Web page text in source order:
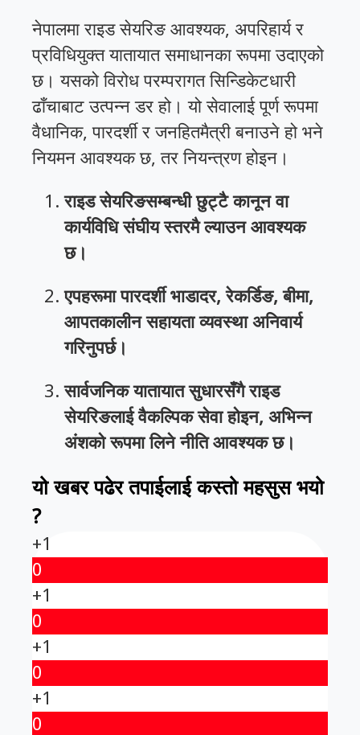
नेपालमा राइड सेयरिङ आवश्यक, अपरिहार्य र
प्रविधियुक्त यातायात समाधानका रूपमा उदाएको
छ। यसको विरोध परम्परागत सिन्डिकेटधारी
ढाँचाबाट उत्पन्न डर हो। यो सेवालाई पूर्ण रूपमा
वैधानिक, पारदर्शी र जनहितमैत्री बनाउने हो भने
नियमन आवश्यक छ, तर नियन्त्रण होइन।
राइड सेयरिङसम्बन्धी छुट्टै कानून वा
कार्यविधि संघीय स्तरमै ल्याउन आवश्यक
छ।
एपहरूमा पारदर्शी भाडादर, रेकर्डिङ, बीमा,
आपतकालीन सहायता व्यवस्था अनिवार्य
गरिनुपर्छ।
सार्वजनिक यातायात सुधारसँगै राइड
सेयरिङलाई वैकल्पिक सेवा होइन, अभिन्न
अंशको रूपमा लिने नीति आवश्यक छ।
यो खबर पढेर तपाईलाई कस्तो महसुस भयो
?
+1
0
+1
0
+1
0
+1
0